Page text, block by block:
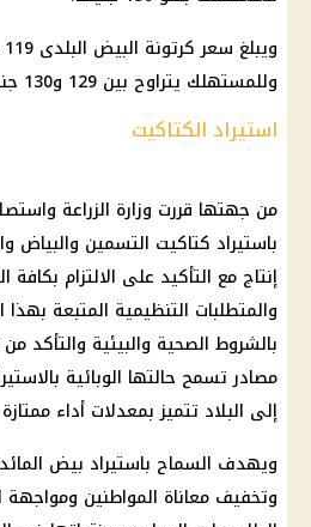
وللمستهلك يتراوح بين 129 و130 جنيهاً.
استيراد الكتاكيت
من جهتها قررت وزارة الزراعة
باستيراد كتاكيت التسمين
إنتاج مع التأكيد على الالتزام بكافة
والمتطلبات التنظيمية المتبعة بهذا
بالشروط الصحية والبيئية والتأكد
مصادر تسمح حالتها الوبائية
إلى البلاد تتميز بمعدلات أداء
ويهدف السماح باستيراد بيض
وتخفيف معاناة المواطنين ومواجهة